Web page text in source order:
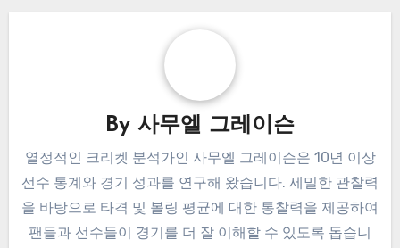
By 사무엘 그레이슨
열정적인 크리켓 분석가인 사무엘 그레이슨은 10년 이상
선수 통계와 경기 성과를 연구해 왔습니다. 세밀한 관찰력
을 바탕으로 타격 및 볼링 평균에 대한 통찰력을 제공하여
팬들과 선수들이 경기를 더 잘 이해할 수 있도록 돕습니